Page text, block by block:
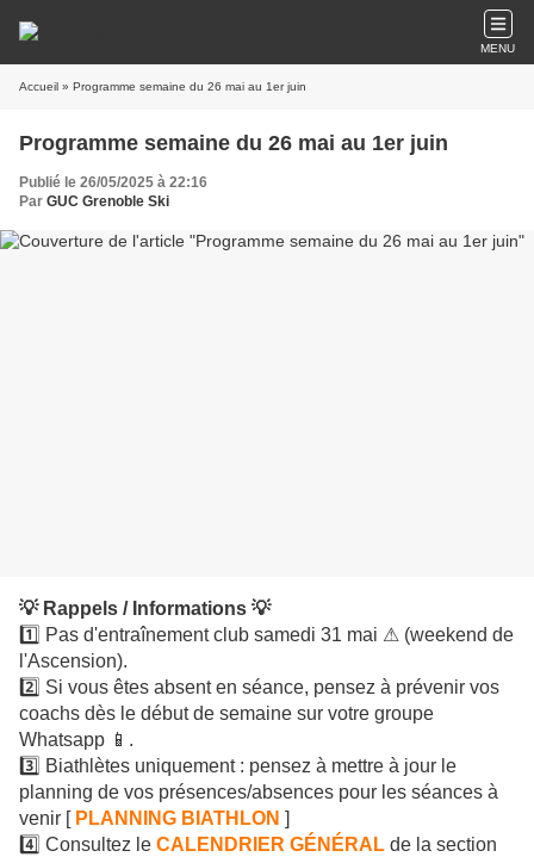
MENU
Accueil » Programme semaine du 26 mai au 1er juin
Programme semaine du 26 mai au 1er juin
Publié le 26/05/2025 à 22:16
Par GUC Grenoble Ski
💡 Rappels / Informations 💡
1️⃣ Pas d'entraînement club samedi 31 mai ⚠ (weekend de
l'Ascension).
2️⃣ Si vous êtes absent en séance, pensez à prévenir vos
coachs dès le début de semaine sur votre groupe
Whatsapp 📱.
3️⃣ Biathlètes uniquement : pensez à mettre à jour le
planning de vos présences/absences pour les séances à
venir [ PLANNING BIATHLON ]
4️⃣ Consultez le CALENDRIER GÉNÉRAL de la section